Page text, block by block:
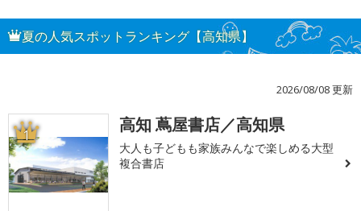
夏の人気スポットランキング【高知県】
2026/08/08 更新
1 高知 蔦屋書店／高知県
大人も子どもも家族みんなで楽しめる大型
複合書店